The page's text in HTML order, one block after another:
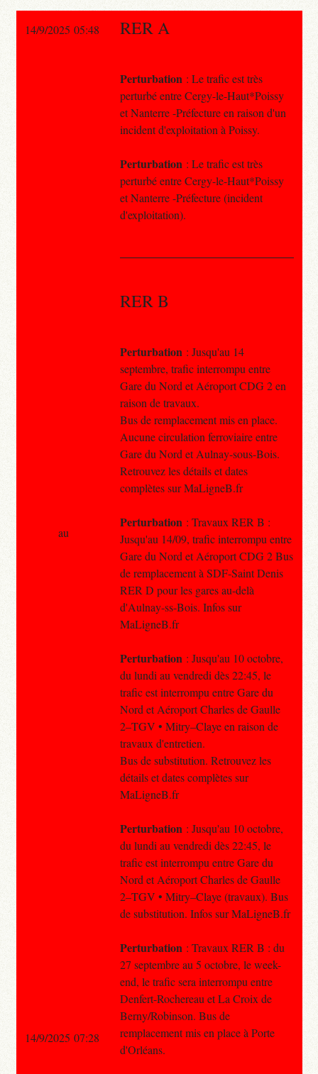
14/9/2025 05:48 RER A
Perturbation : Le trafic est très
perturbé entre Cergy-le-Haut*Poissy
et Nanterre -Préfecture en raison d'un
incident d'exploitation à Poissy.
Perturbation : Le trafic est très
perturbé entre Cergy-le-Haut*Poissy
et Nanterre -Préfecture (incident
d'exploitation).
RER B
Perturbation : Jusqu'au 14
septembre, trafic interrompu entre
Gare du Nord et Aéroport CDG 2 en
raison de travaux.
Bus de remplacement mis en place.
Aucune circulation ferroviaire entre
Gare du Nord et Aulnay-sous-Bois.
Retrouvez les détails et dates
complètes sur MaLigneB.fr
Perturbation : Travaux RER B :
Jusqu'au 14/09, trafic interrompu entre
Gare du Nord et Aéroport CDG 2 Bus
de remplacement à SDF-Saint Denis
RER D pour les gares au-delà
d'Aulnay-ss-Bois. Infos sur
MaLigneB.fr
Perturbation : Jusqu'au 10 octobre,
du lundi au vendredi dès 22:45, le
trafic est interrompu entre Gare du
Nord et Aéroport Charles de Gaulle
2–TGV • Mitry–Claye en raison de
travaux d'entretien.
Bus de substitution. Retrouvez les
détails et dates complètes sur
MaLigneB.fr
Perturbation : Jusqu'au 10 octobre,
du lundi au vendredi dès 22:45, le
trafic est interrompu entre Gare du
Nord et Aéroport Charles de Gaulle
2–TGV • Mitry–Claye (travaux). Bus
de substitution. Infos sur MaLigneB.fr
Perturbation : Travaux RER B : du
27 septembre au 5 octobre, le week-
end, le trafic sera interrompu entre
Denfert-Rochereau et La Croix de
Berny/Robinson. Bus de
remplacement mis en place à Porte
d'Orléans.
au
14/9/2025 07:28